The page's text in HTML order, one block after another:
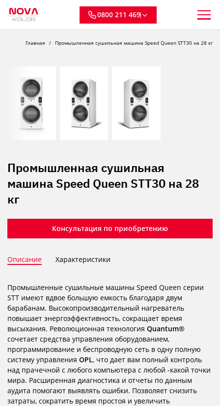
0800 211 469
Главная Промышленная сушильная машина Speed ​​Queen STT30 на 28 кг
Промышленная сушильная
машина Speed ​​Queen STT30 на 28
кг
Консультация по приобретению
Описание Характеристики
Промышленные сушильные машины Speed ​​Queen серии
STT имеют вдвое большую емкость благодаря двум
барабанам. Высокопроизводительный нагреватель
повышает энергоэффективность, сокращает время
высыхания. Революционная технология Quantum®
сочетает средства управления оборудованием,
программирование и беспроводную сеть в одну полную
систему управления OPL, что дает вам полный контроль
над прачечной с любого компьютера с любой -какой точки
мира. Расширенная диагностика и отчеты по данным
аудита помогают выявлять ошибки. Позволяет снизить
затраты, сократить время простоя и увеличить